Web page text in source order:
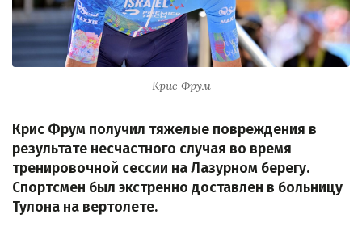
Крис Фрум
Крис Фрум получил тяжелые повреждения в
результате несчастного случая во время
тренировочной сессии на Лазурном берегу.
Спортсмен был экстренно доставлен в больницу
Тулона на вертолете.